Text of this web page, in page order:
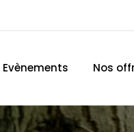
Evènements Nos